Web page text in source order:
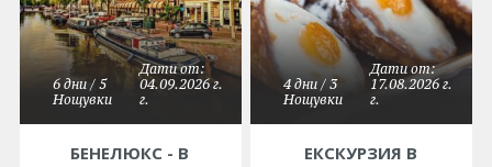
6 дни / 5
Нощувки
Дати от:
04.09.2026 г.
г.
БЕНЕЛЮКС - В
4 дни / 3
Нощувки
Дати от:
17.08.2026 г.
г.
ЕКСКУРЗИЯ В